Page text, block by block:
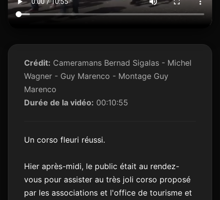
Crédit: Cameramans Bernad Sigalas - Michel
Wagner - Guy Marenco - Montage Guy
Marenco
Durée de la vidéo: 00:10:55
Un corso fleuri réussi.
Hier après-midi, le public était au rendez-
vous pour assister au très joli corso proposé
par les associations et l'office de tourisme et